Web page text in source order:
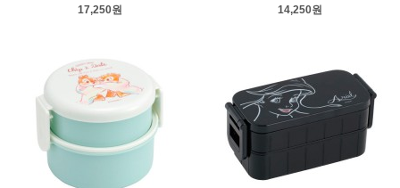
17,250원
14,250원